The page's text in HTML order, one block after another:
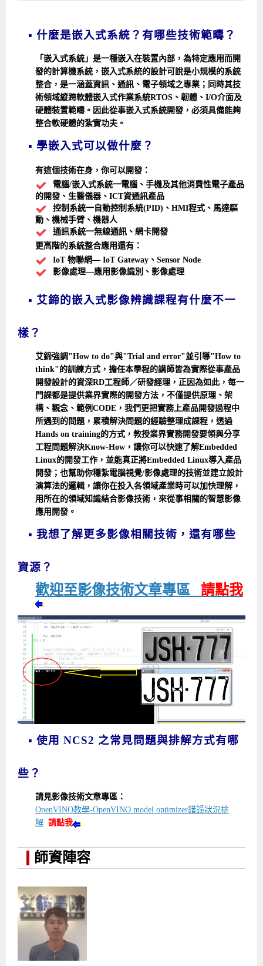
▪ 什麼是嵌入式系統？有哪些技術範疇？
「嵌入式系統」是一種嵌入在裝置內部，為特定應用而開
發的計算機系統，嵌入式系統的設計可說是小規模的系統
整合，是一涵蓋資訊、通訊、電子領域之專業；同時其技
術領域縱跨軟體嵌入式作業系統RTOS、韌體、I/O介面及
硬體裝置範疇。因此從事嵌入式系統開發，必須具備能夠
整合軟硬體的紮實功夫。
▪ 學嵌入式可以做什麼？
有這個技術在身，你可以開發：
電腦/嵌入式系統一電腦、手機及其他消費性電子產品
的開發、生醫儀器、ICT資通訊產品
控制系統一自動控制系統(PID)、HMI程式、馬達驅
動、機械手臂、機器人
通訊系統一無線通訊、網卡開發
更高階的系統整合應用還有：
IoT 物聯網— IoT Gateway、Sensor Node
影像處理—應用影像識別、影像處理
▪ 艾鍗的嵌入式影像辨識課程有什麼不一
樣？
艾鍗強調"How to do"與"Trial and error"並引導"How to
think"的訓練方式，擔任本學程的講師皆為實際從事產品
開發設計的資深RD工程師／研發經理，正因為如此，每一
門課都是提供業界實際的開發方法，不僅提供原理、架
構、觀念、範例CODE，我們更把實務上產品開發過程中
所遇到的問題，累積解決問題的經驗整理成課程，透過
Hands on training的方式，教授業界實務開發要領與分享
工程問題解決Know-How，讓你可以快速了解Embedded
Linux的開發工作，並能真正將Embedded Linux導入產品
開發；也幫助你穩紮電腦視覺/影像處理的技術並建立設計
演算法的邏輯，讓你在投入各領域產業時可以加快理解，
用所在的領域知識結合影像技術，來從事相關的智慧影像
應用開發。
▪ 我想了解更多影像相關技術，還有哪些
資源？
歡迎至影像技術文章專區 請點我
▪ 使用 NCS2 之常見問題與排解方式有哪
些？
請見影像技術文章專區：
OpenVINO教學-OpenVINO model optimizer錯誤狀況排
解 請點我
師資陣容